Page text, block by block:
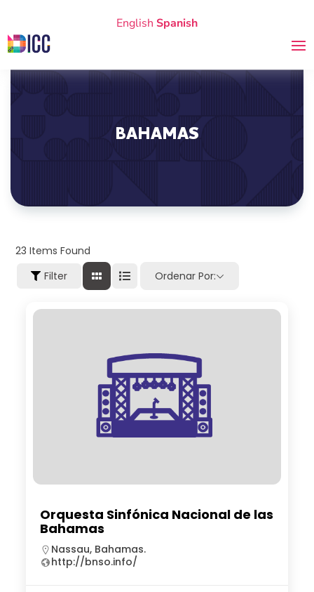
English Spanish
BAHAMAS
23 Items Found
Filter
Ordenar Por:
Orquesta Sinfónica Nacional de las
Bahamas
Nassau, Bahamas.
http://bnso.info/